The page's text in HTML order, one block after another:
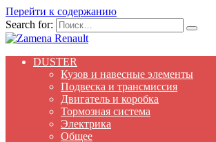
Перейти к содержанию
Search for:
DUSTER
Кузов и навесные элементы
Подвеска и трансмиссия
Двигатель и коробка
Тормозная система
Электрика
Общее